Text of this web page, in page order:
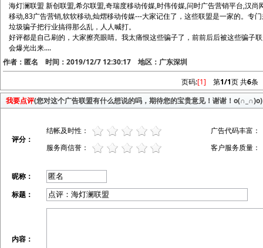
海灯澜联盟 新创联盟,希尔联盟,奇瑞度移动传媒,时伟传媒,问时广告营销平台,汉
移动,83广告营销,软软移动,灿熠移动传媒---大家记住了，这些联盟是一家的。专
垃圾骗子把行业搞得那么乱，人人喊打。
好评都是自己刷的，大家擦亮眼睛。我太痛恨这些骗子了，前前后后被这些骗子
会爆光出来....
作者：匿名 时间：2019/12/7 12:30:17 地区：广东深圳
页码:[1] 第1/1页 共6条
我要点评(您对这个广告联盟有什么想说的吗，期待您的宝贵意见！谢谢！o(∩_∩)o)
评分：
结帐及时性：
广告代码丰富：
服务商信誉：
客户服务质量：
昵称：
标题：
内容：